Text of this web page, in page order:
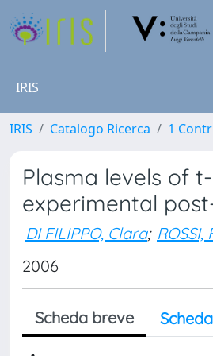
IRIS
IRIS Catalogo Ricerca 1
Plasma levels of
experimental
DI FILIPPO, Clara;
2006
Scheda breve